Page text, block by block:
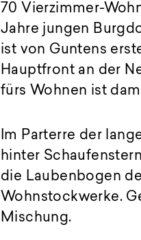
70 Vierzimmer-
Jahre jungen
ist von Guntens
Hauptfront an der
fürs Wohnen ist
Im Parterre der
hinter
die Laubenbogen
Wohnstockwerke.
Mischung.